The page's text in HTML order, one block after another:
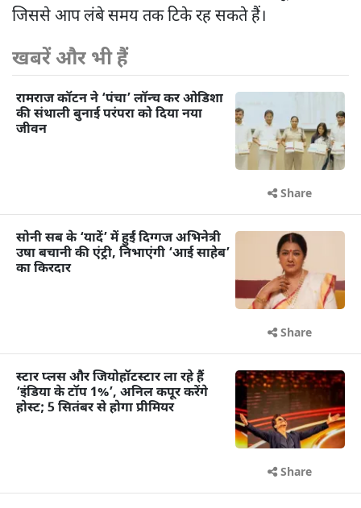
जिससे आप लंबे समय तक टिके रह सकते हैं।
खबरें और भी हैं
रामराज कॉटन ने ‘पंचा’ लॉन्च कर ओडिशा
की संथाली बुनाई परंपरा को दिया नया
जीवन
Share
सोनी सब के ‘यादें’ में हुईं दिग्गज अभिनेत्री
उषा बचानी की एंट्री, निभाएंगी ‘आई साहेब’
का किरदार
Share
स्टार प्लस और जियोहॉटस्टार ला रहे हैं
‘इंडिया के टॉप 1%’, अनिल कपूर करेंगे
होस्ट; 5 सितंबर से होगा प्रीमियर
Share